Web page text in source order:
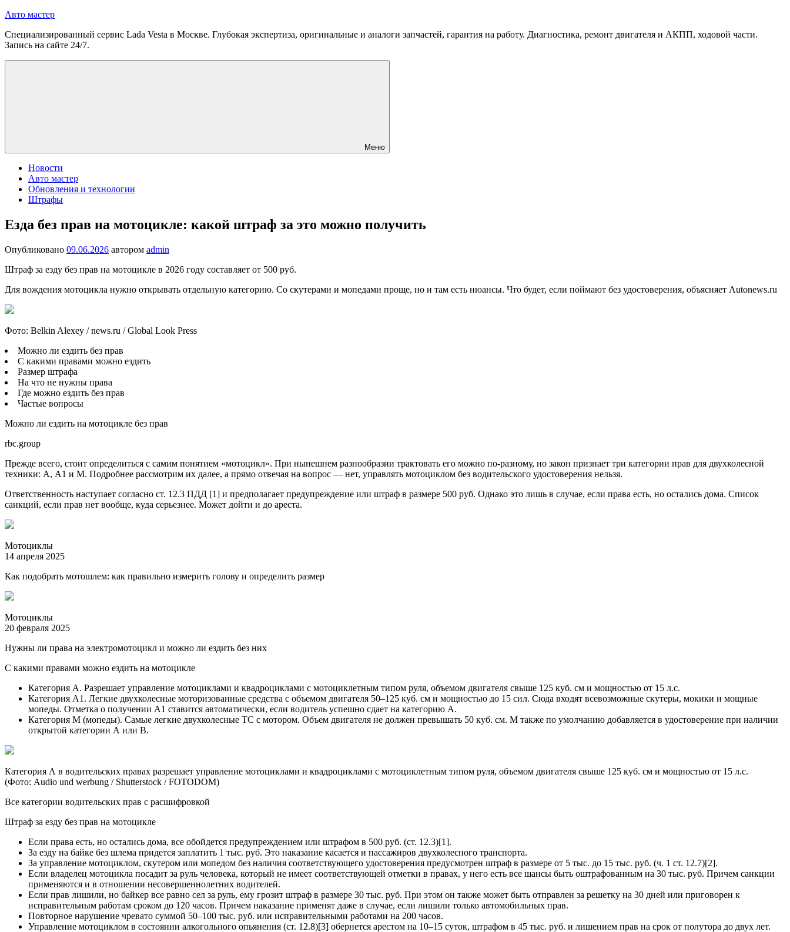
Перейти
содержимому
Авто мастер
Специализированный сервис Lada Vesta в Москве. Глубокая экспертиза, оригинальные и аналоги запчастей, гарантия на работу. Диагностика, ремонт двигателя и АКПП, ходовой части.
Запись на сайте 24/7.
Меню
Новости
Авто мастер
Обновления и технологии
Штрафы
Езда без прав на мотоцикле: какой штраф за это можно получить
Опубликовано 09.06.2026 автором admin
Штраф за езду без прав на мотоцикле в 2026 году составляет от 500 руб.
Для вождения мотоцикла нужно открывать отдельную категорию. Со скутерами и мопедами проще, но и там есть нюансы. Что будет, если поймают без удостоверения, объясняет Autonews.ru
Фото: Belkin Alexey / news.ru / Global Look Press
Можно ли ездить без прав
С какими правами можно ездить
Размер штрафа
На что не нужны права
Где можно ездить без прав
Частые вопросы
Можно ли ездить на мотоцикле без прав
rbc.group
Прежде всего, стоит определиться с самим понятием «мотоцикл». При нынешнем разнообразии трактовать его можно по-разному, но закон признает три категории прав для двухколесной
техники: А, А1 и М. Подробнее рассмотрим их далее, а прямо отвечая на вопрос — нет, управлять мотоциклом без водительского удостоверения нельзя.
Ответственность наступает согласно ст. 12.3 ПДД [1] и предполагает предупреждение или штраф в размере 500 руб. Однако это лишь в случае, если права есть, но остались дома. Список
санкций, если прав нет вообще, куда серьезнее. Может дойти и до ареста.
Мотоциклы
14 апреля 2025
Как подобрать мотошлем: как правильно измерить голову и определить размер
Мотоциклы
20 февраля 2025
Нужны ли права на электромотоцикл и можно ли ездить без них
С какими правами можно ездить на мотоцикле
Категория А. Разрешает управление мотоциклами и квадроциклами с мотоциклетным типом руля, объемом двигателя свыше 125 куб. см и мощностью от 15 л.с.
Категория А1. Легкие двухколесные моторизованные средства с объемом двигателя 50–125 куб. см и мощностью до 15 сил. Сюда входят всевозможные скутеры, мокики и мощные
мопеды. Отметка о получении А1 ставится автоматически, если водитель успешно сдает на категорию А.
Категория М (мопеды). Самые легкие двухколесные ТС с мотором. Объем двигателя не должен превышать 50 куб. см. М также по умолчанию добавляется в удостоверение при наличии
открытой категории А или В.
Категория А в водительских правах разрешает управление мотоциклами и квадроциклами с мотоциклетным типом руля, объемом двигателя свыше 125 куб. см и мощностью от 15 л.с.
(Фото: Audio und werbung / Shutterstock / FOTODOM)
Все категории водительских прав с расшифровкой
Штраф за езду без прав на мотоцикле
Если права есть, но остались дома, все обойдется предупреждением или штрафом в 500 руб. (ст. 12.3)[1].
За езду на байке без шлема придется заплатить 1 тыс. руб. Это наказание касается и пассажиров двухколесного транспорта.
За управление мотоциклом, скутером или мопедом без наличия соответствующего удостоверения предусмотрен штраф в размере от 5 тыс. до 15 тыс. руб. (ч. 1 ст. 12.7)[2].
Если владелец мотоцикла посадит за руль человека, который не имеет соответствующей отметки в правах, у него есть все шансы быть оштрафованным на 30 тыс. руб. Причем санкции
применяются и в отношении несовершеннолетних водителей.
Если прав лишили, но байкер все равно сел за руль, ему грозит штраф в размере 30 тыс. руб. При этом он также может быть отправлен за решетку на 30 дней или приговорен к
исправительным работам сроком до 120 часов. Причем наказание применят даже в случае, если лишили только автомобильных прав.
Повторное нарушение чревато суммой 50–100 тыс. руб. или исправительными работами на 200 часов.
Управление мотоциклом в состоянии алкогольного опьянения (ст. 12.8)[3] обернется арестом на 10–15 суток, штрафом в 45 тыс. руб. и лишением прав на срок от полутора до двух лет.